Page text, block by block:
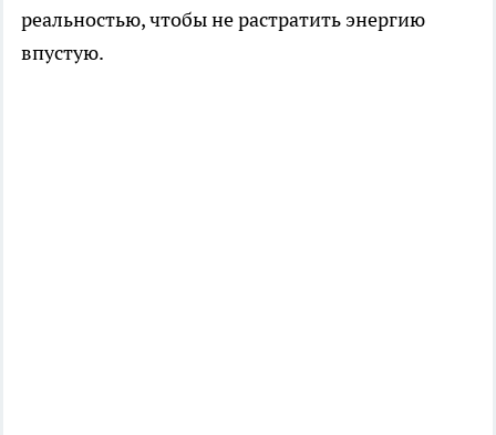
реальностью, чтобы не растратить энергию
впустую.